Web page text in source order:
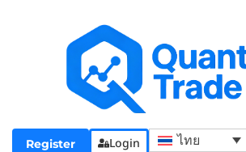
Register Login ไทย